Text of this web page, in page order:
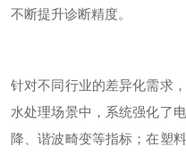
不断提升诊断精度。
针对不同行业的差异化需求
水处理场景中，系统强化了
降、谐波畸变等指标；在塑